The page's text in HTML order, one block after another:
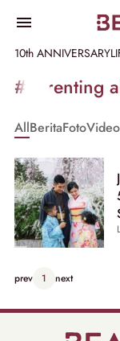
10th ANNIVERSARY
Informasi
Beautynesia
#parenting
AllBeritaFotoVideo
prev 1 next